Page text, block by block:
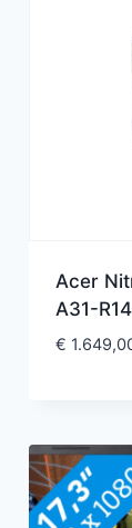
Acer
A31-
€